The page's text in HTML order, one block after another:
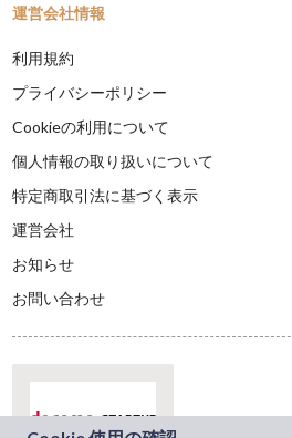
運営会社情報
利用規約
プライバシーポリシー
Cookieの利用について
個人情報の取り扱いについて
特定商取引法に基づく表示
運営会社
お知らせ
お問い合わせ